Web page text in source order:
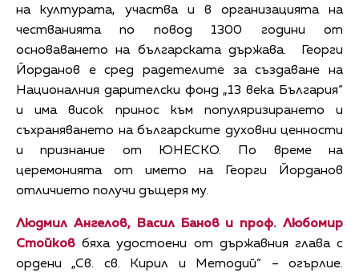
на културата, участва и в организацията на
честванията по повод 1300 години от
основаването на българската държава. Георги
Йорданов е сред радетелите за създаване на
Националния дарителски фонд „13 века България“
и има висок принос към популяризирането и
съхраняването на българските духовни ценности
и признание от ЮНЕСКО. По време на
церемонията от името на Георги Йорданов
отличието получи дъщеря му.
Людмил Ангелов, Васил Банов и проф. Любомир
Стойков бяха удостоени от държавния глава с
ордени „Св. св. Кирил и Методий“ – огърлие.